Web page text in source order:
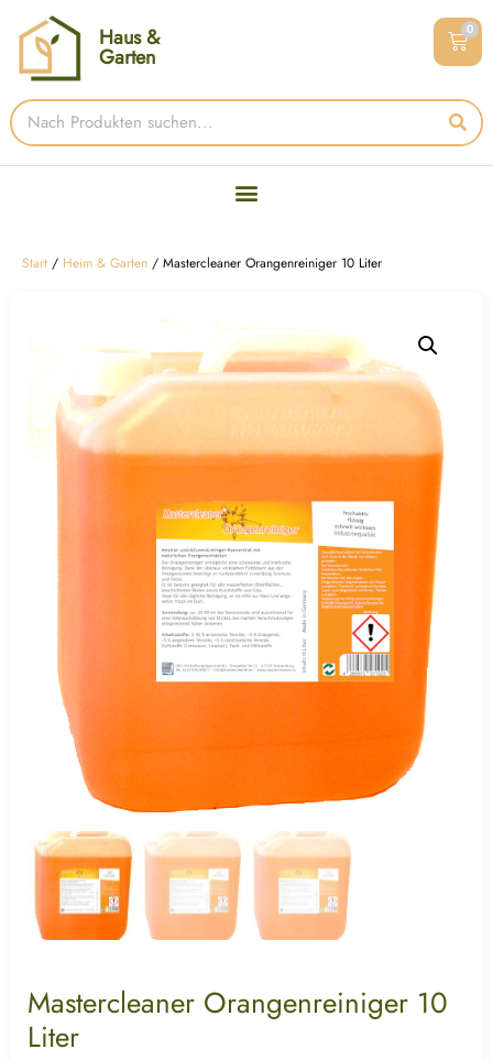
Haus &
Garten
0
Start / Heim & Garten / Mastercleaner Orangenreiniger 10 Liter
Mastercleaner Orangenreiniger 10
Liter